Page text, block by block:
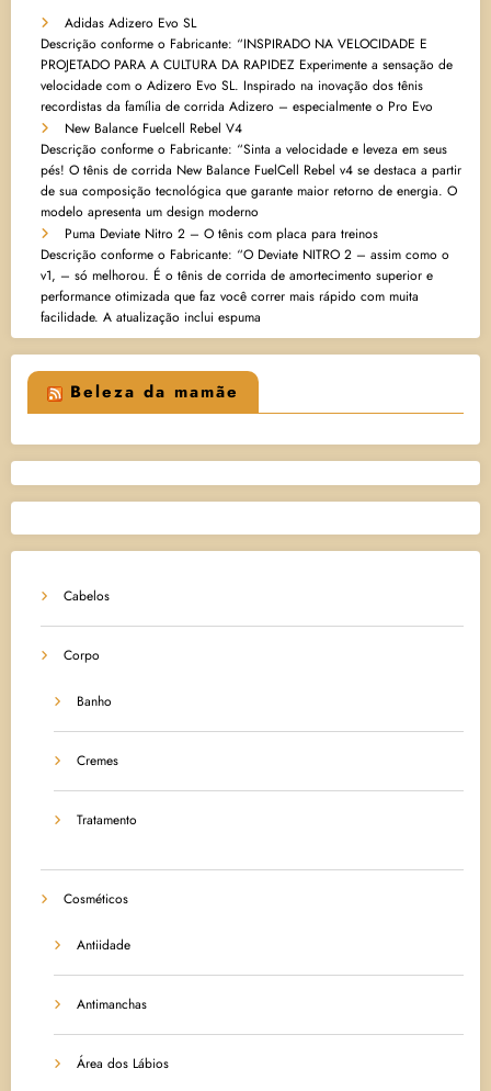
Adidas Adizero Evo SL
Descrição conforme o Fabricante: “INSPIRADO NA VELOCIDADE E
PROJETADO PARA A CULTURA DA RAPIDEZ Experimente a sensação de
velocidade com o Adizero Evo SL. Inspirado na inovação dos tênis
recordistas da família de corrida Adizero – especialmente o Pro Evo
New Balance Fuelcell Rebel V4
Descrição conforme o Fabricante: “Sinta a velocidade e leveza em seus
pés! O tênis de corrida New Balance FuelCell Rebel v4 se destaca a partir
de sua composição tecnológica que garante maior retorno de energia. O
modelo apresenta um design moderno
Puma Deviate Nitro 2 – O tênis com placa para treinos
Descrição conforme o Fabricante: “O Deviate NITRO 2 – assim como o
v1, – só melhorou. É o tênis de corrida de amortecimento superior e
performance otimizada que faz você correr mais rápido com muita
facilidade. A atualização inclui espuma
Beleza da mamãe
Cabelos
Corpo
Banho
Cremes
Tratamento
Cosméticos
Antiidade
Antimanchas
Área dos Lábios